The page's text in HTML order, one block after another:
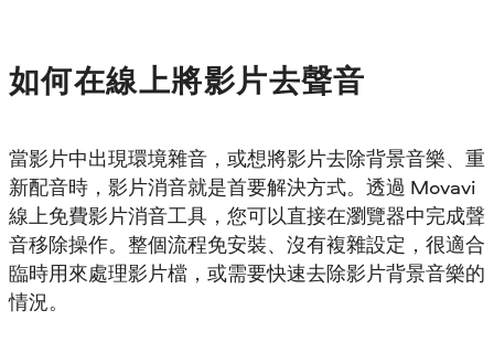
如何在線上將影片去聲音
當影片中出現環境雜音，或想將影片去除背景音樂、重
新配音時，影片消音就是首要解決方式。透過 Movavi
線上免費影片消音工具，您可以直接在瀏覽器中完成聲
音移除操作。整個流程免安裝、沒有複雜設定，很適合
臨時用來處理影片檔，或需要快速去除影片背景音樂的
情況。